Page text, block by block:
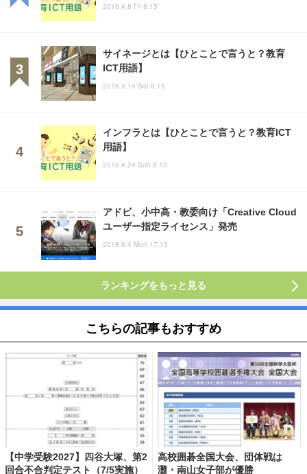
2016.4.8 Fri 8:15
サイネージとは【ひとことで言うと？教育
ICT用語】
2016.5.14 Sat 8:15
インフラとは【ひとことで言うと？教育ICT
用語】
2016.4.24 Sun 8:15
アドビ、小中高・教委向け「Creative Cloud
ユーザー指定ライセンス」発売
2018.6.4 Mon 17:15
ランキングをもっと見る
こちらの記事もおすすめ
【中学受験2027】四谷大塚、第2
回合不合判定テスト（7/5実施）
高校囲碁全国大会、団体戦は
灘・南山女子部が優勝